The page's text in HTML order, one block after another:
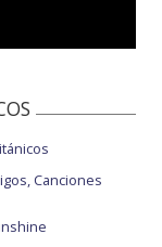
Canciones